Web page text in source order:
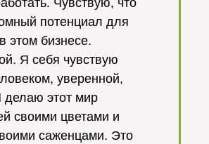
Чувствую, что
потенциал для
этом бизнесе.
Я себя чувствую
уверенной,
делаю этот мир
своими цветами и
саженцами. Это